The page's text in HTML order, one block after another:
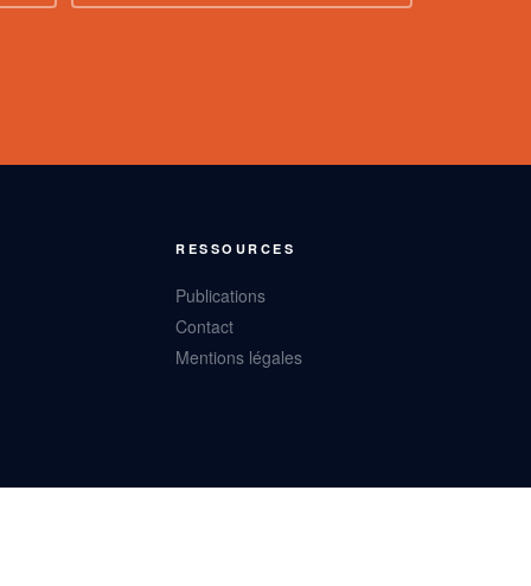
RESSOURCES
Publications
Contact
Mentions légales